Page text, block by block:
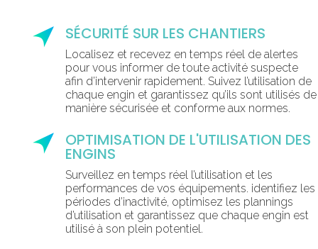
SÉCURITÉ SUR LES CHANTIERS
Localisez et recevez en temps réel de alertes
pour vous informer de toute activité suspecte
afin d’intervenir rapidement. Suivez l’utilisation de
chaque engin et garantissez qu’ils sont utilisés de
manière sécurisée et conforme aux normes.
OPTIMISATION DE L'UTILISATION DES
ENGINS
Surveillez en temps réel l’utilisation et les
performances de vos équipements. identifiez les
périodes d’inactivité, optimisez les plannings
d’utilisation et garantissez que chaque engin est
utilisé à son plein potentiel.